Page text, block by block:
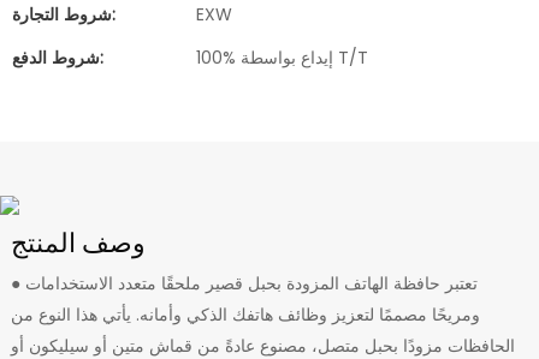
شروط التجارة:
EXW
شروط الدفع:
100% إيداع بواسطة T/T
وصف المنتج
● تعتبر حافظة الهاتف المزودة بحبل قصير ملحقًا متعدد الاستخدامات
ومريحًا مصممًا لتعزيز وظائف هاتفك الذكي وأمانه. يأتي هذا النوع من
الحافظات مزودًا بحبل متصل، مصنوع عادةً من قماش متين أو سيليكون أو